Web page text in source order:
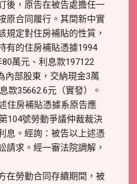
後，原告在被告處擔任一
原合同履行。其間新中實
規定對住房補貼的性質，
有的住房補貼憑據1994
萬元、利息款197122
內部股東，交納現金3萬
款35662.6元（實發）。
住房補貼憑據系原告應
104號勞動爭議仲裁裁決
息。經詢：被告以上述憑
求。經一審法院調解，
在勞動合同存續期間，被